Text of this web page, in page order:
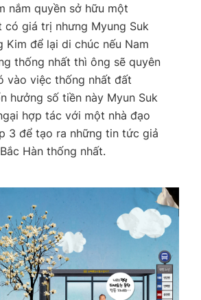
nắm quyền sở hữu một
có giá trị nhưng Myung Suk
Kim để lại di chúc nếu Nam
thống nhất thì ông sẽ quyên
vào việc thống nhất đất
hưởng số tiền này Myun Suk
hợp tác với một nhà đạo
3 để tạo ra những tin tức giả
Hàn thống nhất.